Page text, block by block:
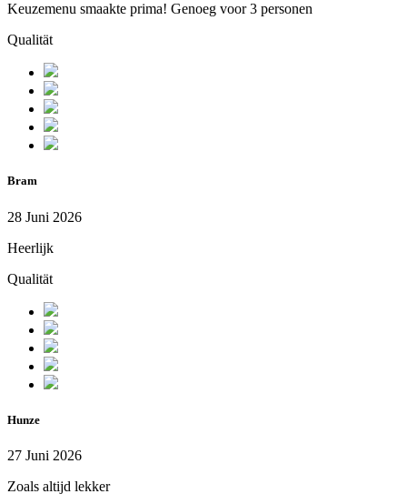
Keuzemenu smaakte prima! Genoeg voor 3 personen
Qualität
Bram
28 Juni 2026
Heerlijk
Qualität
Hunze
27 Juni 2026
Zoals altijd lekker